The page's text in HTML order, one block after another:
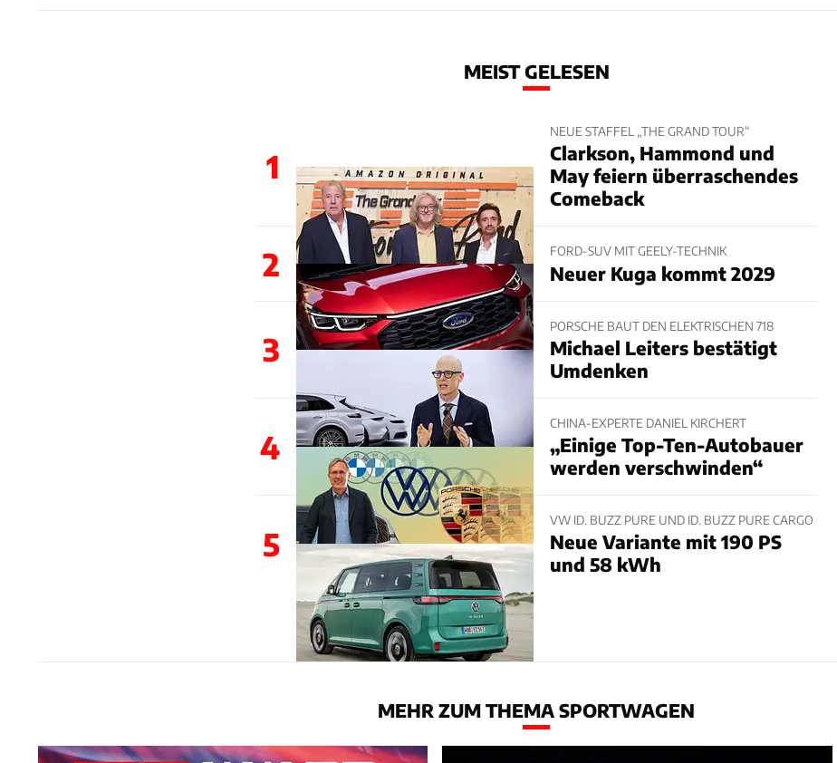
MEIST GELESEN
1
NEUE STAFFEL „THE GRAND TOUR“
Clarkson, Hammond und
May feiern überraschendes
Comeback
2 FORD-SUV MIT GEELY-TECHNIK
Neuer Kuga kommt 2029
3
PORSCHE BAUT DEN ELEKTRISCHEN 718
Michael Leiters bestätigt
Umdenken
4
CHINA-EXPERTE DANIEL KIRCHERT
„Einige Top-Ten-Autobauer
werden verschwinden“
5
VW ID. BUZZ PURE UND ID. BUZZ PURE CARGO
Neue Variante mit 190 PS
und 58 kWh
MEHR ZUM THEMA SPORTWAGEN